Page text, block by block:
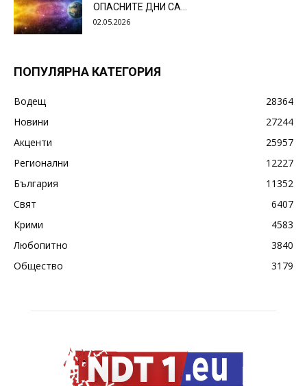
ОПАСНИТЕ ДНИ СА…
02.05.2026
ПОПУЛЯРНА КАТЕГОРИЯ
Водещ
28364
Новини
27244
Акценти
25957
Регионални
12227
България
11352
Свят
6407
Крими
4583
Любопитно
3840
Общество
3179